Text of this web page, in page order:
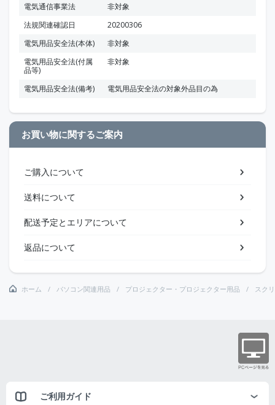
電気通信事業法
非対象
法規関連確認日
20200306
電気用品安全法(本体)
非対象
電気用品安全法(付属
品等)
非対象
電気用品安全法(備考) 電気用品安全法の対象外品目の為
お買い物に関するご案内
ご購入について
送料について
配送予定とエリアについて
返品について
ホーム パソコン関連用品 プロジェクター・プロジェクター用品 スク
ご利用ガイド